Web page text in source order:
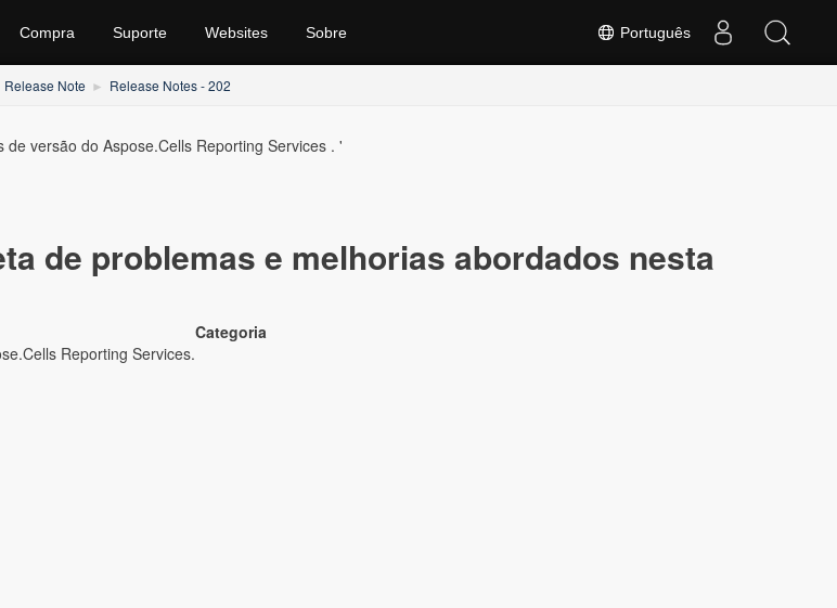
Português
Compra Suporte Websites Sobre
Release Note Release Notes - 202
de versão do Aspose.Cells Reporting Services . '
de problemas e melhorias abordados nesta
Categoria
Reporting Services.